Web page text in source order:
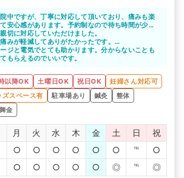
中ですが、丁寧に対応して頂いており、痛みも楽
安心感があります。予約制なので待ち時間が少な
がたいです。
切に対応していただけました。
みが軽減してありがたかったです。
約に入っていなかったため、最後が納得いかない
してしまったので、入っておくことをオススメし
ジと電気でとても助かります。分からないことも
もらえるのでいいです。
以降OK 土曜日OK 祝日OK
妊婦さん対応可
ズスペース有 駐車場あり 鍼灸
整体
金
月 火 水 木 金 土 日
祝
○ ○ ○ ○ ○ ○ ℡
○
○ ○ ○ ○ ○ ◎ ℡ ◎